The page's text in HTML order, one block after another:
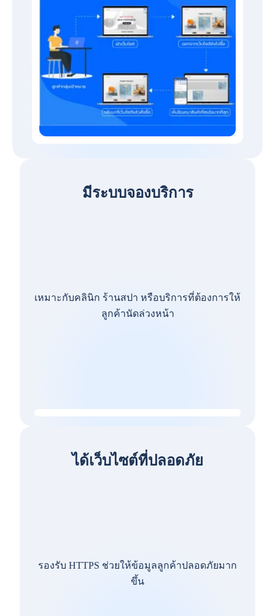
มีระบบจองบริการ
เหมาะกับคลินิก ร้านสปา หรือบริการที่ต้องการให้
ลูกค้านัดล่วงหน้า
ได้เว็บไซต์ที่ปลอดภัย
รองรับ HTTPS ช่วยให้ข้อมูลลูกค้าปลอดภัยมาก
ขึ้น